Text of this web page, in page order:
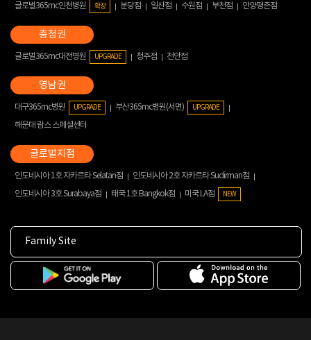
글로벌365mc인천병원 확장 분당점 일산점 수원점 부천점 안양평촌점
글로벌365mc대전병원 UPGRADE 청주점 천안점
대구365mc병원 UPGRADE 부산365mc병원(서면) UPGRADE
해운대 람스 스페셜센터
인도네시아 1호 자카르타 Selatan점
인도네시아 2호 자카르타 Sudirman점
인도네시아 3호 Surabaya점
태국 1호 Bangkok점 미국 LA점 NEW
Family Site